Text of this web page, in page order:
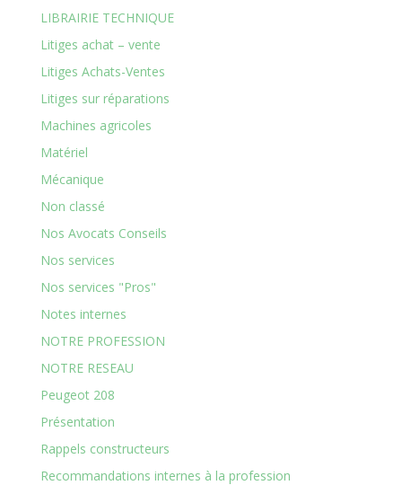
LIBRAIRIE TECHNIQUE
Litiges achat – vente
Litiges Achats-Ventes
Litiges sur réparations
Machines agricoles
Matériel
Mécanique
Non classé
Nos Avocats Conseils
Nos services
Nos services "Pros"
Notes internes
NOTRE PROFESSION
NOTRE RESEAU
Peugeot 208
Présentation
Rappels constructeurs
Recommandations internes à la profession